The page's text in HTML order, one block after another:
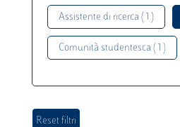
Assistente di ricerca ( 1 )
Comunità studentesca ( 1 )